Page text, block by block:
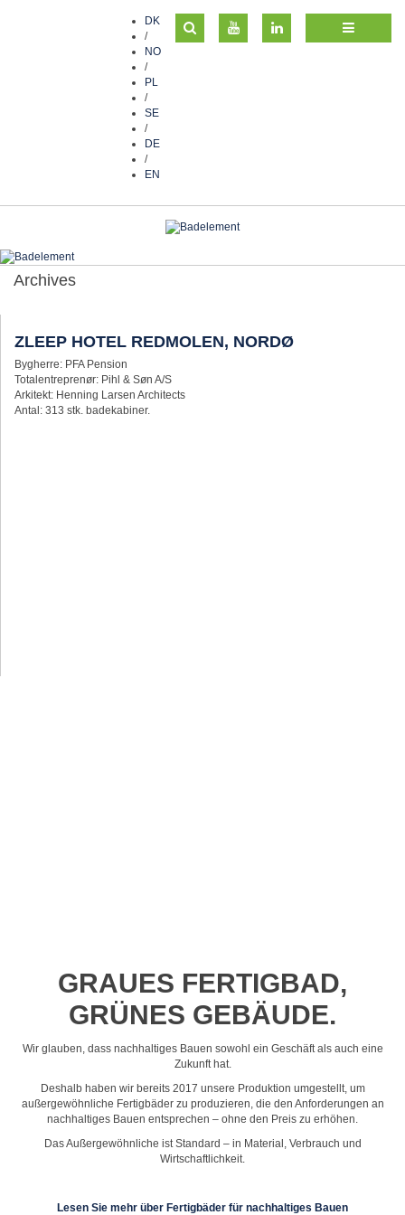
DK
/
NO
/
PL
/
SE
/
DE
/
EN
Archives
ZLEEP HOTEL REDMOLEN, NORDØ
Bygherre: PFA Pension
Totalentreprenør: Pihl & Søn A/S
Arkitekt: Henning Larsen Architects
Antal: 313 stk. badekabiner.
GRAUES FERTIGBAD,
GRÜNES GEBÄUDE.
Wir glauben, dass nachhaltiges Bauen sowohl ein Geschäft als auch eine
Zukunft hat.
Deshalb haben wir bereits 2017 unsere Produktion umgestellt, um
außergewöhnliche Fertigbäder zu produzieren, die den Anforderungen an
nachhaltiges Bauen entsprechen – ohne den Preis zu erhöhen.
Das Außergewöhnliche ist Standard – in Material, Verbrauch und
Wirtschaftlichkeit.
Lesen Sie mehr über Fertigbäder für nachhaltiges Bauen